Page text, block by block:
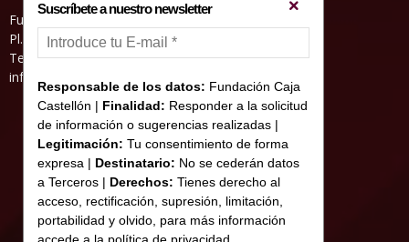
Fundació Caixa Castelló • Casa Abadía
Pl. de l’Herba, s/nº. 12001 Castelló de la Plana
Telèfon 964 232 551 • Fax 964 231 550
informacion@fundacioncajacastellon.es
Suscríbete a nuestro newsletter
Responsable de los datos: Fundación Caja
Castellón | Finalidad: Responder a la solicitud
de información o sugerencias realizadas |
Legitimación: Tu consentimiento de forma
expresa | Destinatario: No se cederán datos
a Terceros | Derechos: Tienes derecho al
acceso, rectificación, supresión, limitación,
portabilidad y olvido, para más información